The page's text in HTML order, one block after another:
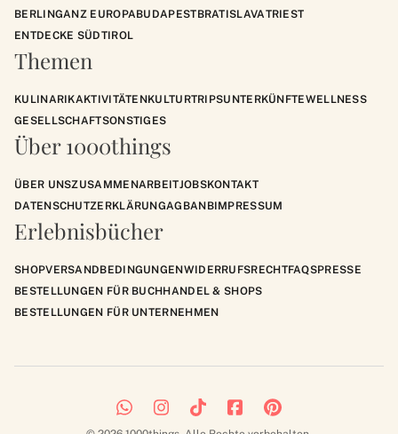
BERLINGANZ EUROPABUDAPESTBRATISLAVATRIEST
ENTDECKE SÜDTIROL
Themen
KULINARIKAKTIVITÄTENKULTURTRIPSUNTERKÜNFTEWELLNESS
GESELLSCHAFTSONSTIGES
Über 1000things
ÜBER UNSZUSAMMENARBEITJOBSKONTAKT
DATENSCHUTZERKLÄRUNGAGBANBIMPRESSUM
Erlebnisbücher
SHOPVERSANDBEDINGUNGENWIDERRUFSRECHTFAQSPRESSE
BESTELLUNGEN FÜR BUCHHANDEL & SHOPS
BESTELLUNGEN FÜR UNTERNEHMEN